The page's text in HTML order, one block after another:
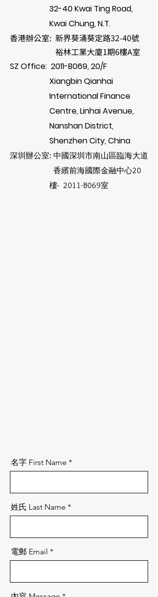
32-40 Kwai Ting Road,
Kwai Chung, N.T.
​香港辦公室: 新界葵涌葵定路32-40號
裕林工業大廈1期6樓A室
SZ Office: 2011-B069, 20/F
Xiangbin Qianhai
International Finance
Centre, Linhai Avenue,
Nanshan District,
Shenzhen City, China
深圳辦公室: 中國深圳市南山區臨海大道
香繽前海國際金融中心20
樓- 2011-B069室
名字 First Name
姓氏 Last Name
電郵 Email